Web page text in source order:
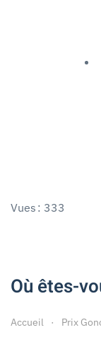
Vues : 333
Où êtes-
Accueil Prix